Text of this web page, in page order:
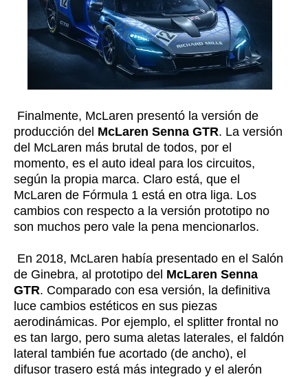
Finalmente, McLaren presentó la versión de
producción del McLaren Senna GTR. La versión
del McLaren más brutal de todos, por el
momento, es el auto ideal para los circuitos,
según la propia marca. Claro está, que el
McLaren de Fórmula 1 está en otra liga. Los
cambios con respecto a la versión prototipo no
son muchos pero vale la pena mencionarlos.
En 2018, McLaren había presentado en el Salón
de Ginebra, al prototipo del McLaren Senna
GTR. Comparado con esa versión, la definitiva
luce cambios estéticos en sus piezas
aerodinámicas. Por ejemplo, el splitter frontal no
es tan largo, pero suma aletas laterales, el faldón
lateral también fue acortado (de ancho), el
difusor trasero está más integrado y el alerón